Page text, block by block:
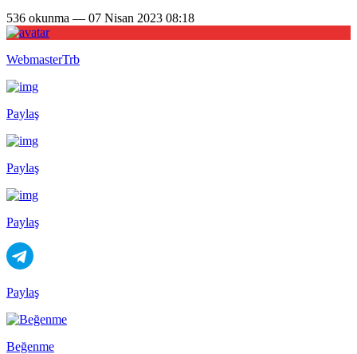
536 okunma — 07 Nisan 2023 08:18
WebmasterTrb
Paylaş
Paylaş
Paylaş
Paylaş
Beğenme